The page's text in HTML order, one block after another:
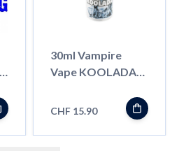
30ml Vampire
Vape KOOLADA
CHF 15.90